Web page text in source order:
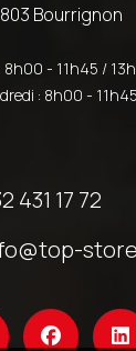
Bourrignon
8h00 - 11h45 /
: 8h00 - 11h45
431 17 72